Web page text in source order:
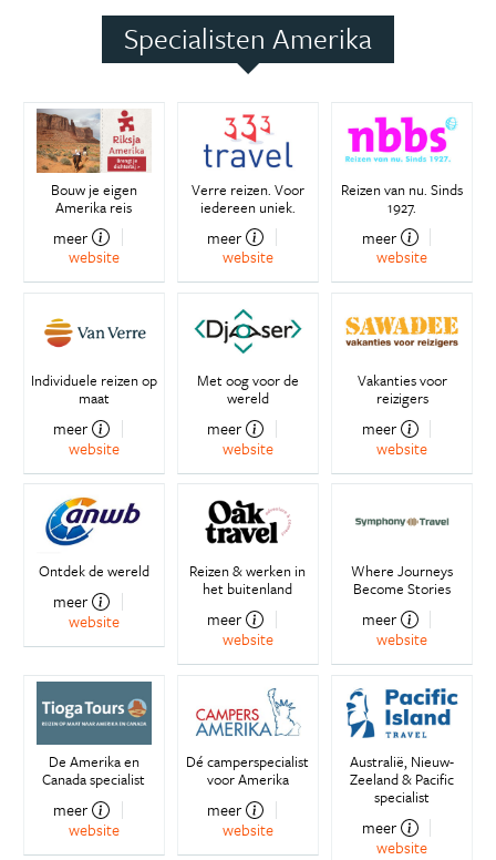
Specialisten Amerika
Bouw je eigen
Amerika reis
meer
website
Verre reizen. Voor
iedereen uniek.
meer
website
Reizen van nu. Sinds
1927.
meer
website
Individuele reizen op
maat
meer
website
Met oog voor de
wereld
meer
website
Vakanties voor
reizigers
meer
website
Ontdek de wereld
meer
website
Reizen & werken in
het buitenland
meer
website
Where Journeys
Become Stories
meer
website
De Amerika en
Canada specialist
meer
website
Dé camperspecialist
voor Amerika
meer
website
Australië, Nieuw-
Zeeland & Pacific
specialist
meer
website